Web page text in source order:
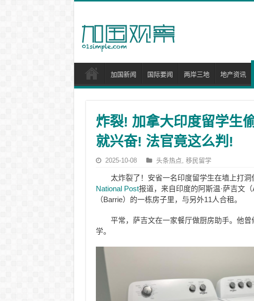
加国新闻 国际要闻 两岸三地 地产资讯
炸裂! 加拿大印度留学生
就兴奋! 法官竟这么判!
2025-10-08 头条热点, 移民留学
太炸裂了！安省一名印度留学生在墙上打
National Post报道，来自印度的阿斯温·萨吉文
（Barrie）的一栋房子里，与另外11人合租。
平常，萨吉文在一家餐厅做厨房助手。他
学。